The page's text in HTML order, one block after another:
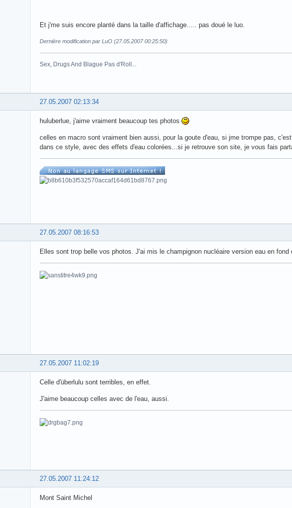
Et j'me suis encore planté dans la taille d'affichage..... pas doué le luo.
Dernière modification par LuO (27.05.2007 00:25:50)
Sex, Drugs And Blague Pas d'Roll...
27.05.2007 02:13:34
huluberlue, j'aime vraiment beaucoup tes photos
celles en macro sont vraiment bien aussi, pour la goute d'eau, si jme trompe pas,
dans ce style, avec des effets d'eau colorées...si je retrouve son site, je vous fais
27.05.2007 08:16:53
Elles sont trop belle vos photos. J'ai mis le champignon nucléaire version eau en fond
27.05.2007 11:02:19
Celle d'überlulu sont terribles, en effet.
J'aime beaucoup celles avec de l'eau, aussi.
27.05.2007 11:24:12
Mont Saint Michel